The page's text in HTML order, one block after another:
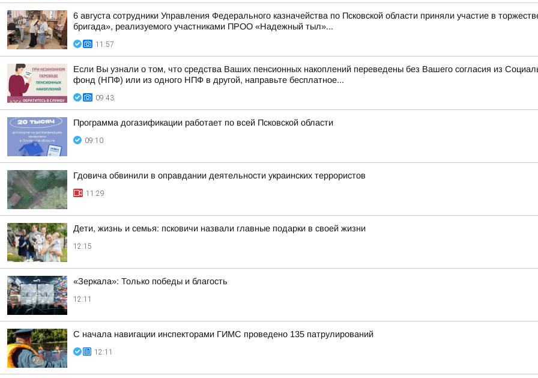
6 августа сотрудники Управления Федерального казначейства по Псковской области приняли участие в
бригада», реализуемого участниками ПРОО «Надежный тыл»...
11:57
Если Вы узнали о том, что средства Ваших пенсионных накоплений переведены без Вашего согласия из
фонд (НПФ) или из одного НПФ в другой, направьте бесплатное...
09:43
Программа догазификации работает по всей Псковской области
09:10
Гдовича обвинили в оправдании деятельности украинских террористов
11:29
Дети, жизнь и семья: псковичи назвали главные подарки в своей жизни
12:15
«Зеркала»: Только победы и благость
12:11
С начала навигации инспекторами ГИМС проведено 135 патрулирований
12:11